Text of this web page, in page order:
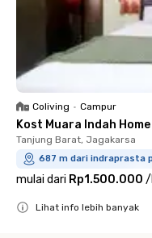
Coliving • Campur
Kost Muara Indah
Tanjung Barat, Jagakarsa
687 m dari indraprasta
mulai dari Rp1.500.000 /
Lihat info lebih banyak